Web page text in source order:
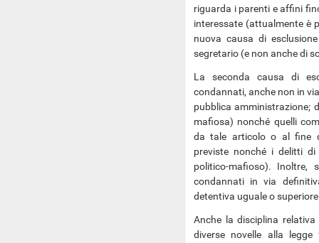
riguarda i parenti e affini
interessate (attualmente è
nuova causa di
segretario (e non anche di
La seconda causa di
condannati, anche non in
pubblica amministrazione;
mafiosa) nonché quelli
da tale articolo o al fine
previste nonché i delitti
politico-mafioso). Inoltre,
condannati in via
detentiva uguale o
Anche la disciplina
diverse novelle alla